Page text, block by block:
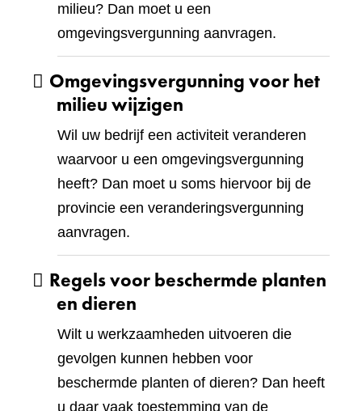
milieu? Dan moet u een
omgevingsvergunning aanvragen.
Omgevingsvergunning voor het
milieu wijzigen
Wil uw bedrijf een activiteit veranderen
waarvoor u een omgevingsvergunning
heeft? Dan moet u soms hiervoor bij de
provincie een veranderingsvergunning
aanvragen.
Regels voor beschermde planten
en dieren
Wilt u werkzaamheden uitvoeren die
gevolgen kunnen hebben voor
beschermde planten of dieren? Dan heeft
u daar vaak toestemming van de